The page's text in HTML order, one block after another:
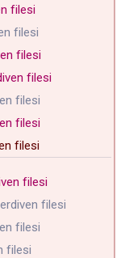
filesi
filesi
filesi
filesi
filesi
filesi
filesi
filesi
filesi
filesi
filesi